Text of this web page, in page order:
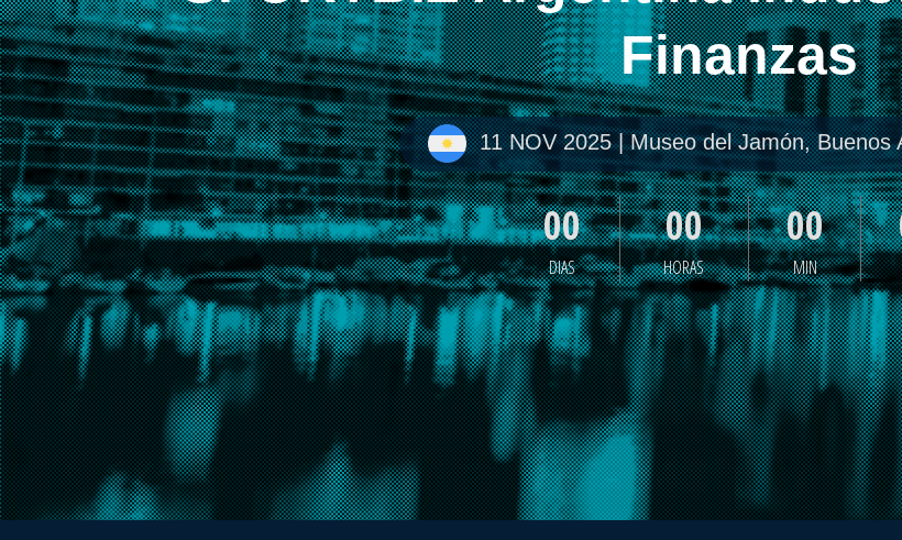
Finanzas
11 NOV 2025 | Museo del Jamón, Buenos
00
DIAS
00
HORAS
00
MIN